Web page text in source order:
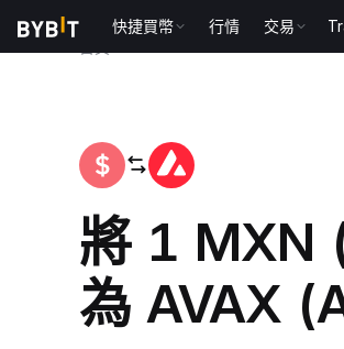
快捷買幣 行情 交易
將 1 MXN
為 AVAX